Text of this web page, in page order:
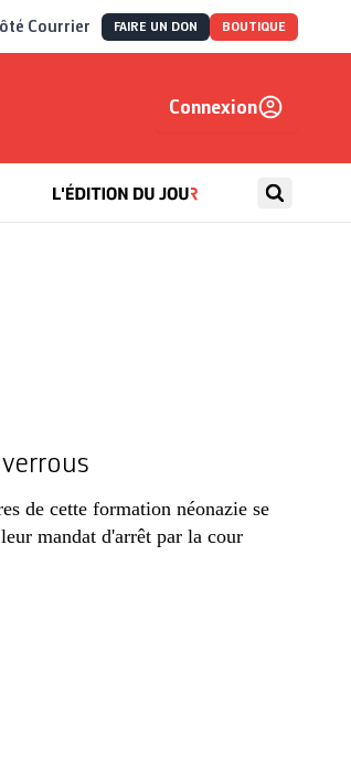
Courrier FAIRE UN DON BOUTIQUE
Connexion
de cette formation néonazie se
mandat d'arrêt par la cour